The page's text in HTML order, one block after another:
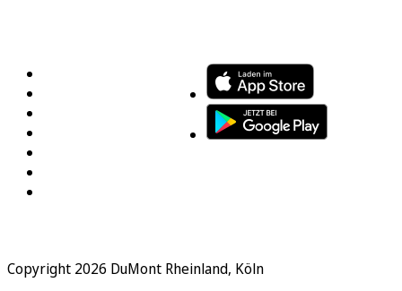
Copyright 2026 DuMont Rheinland, Köln